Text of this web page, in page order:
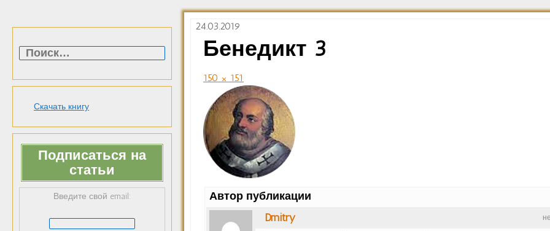
Скачать книгу
Подписаться на
статьи
Введите свой email:
24.03.2019
Бенедикт 3
150 × 151
Автор публикации
Dmitry